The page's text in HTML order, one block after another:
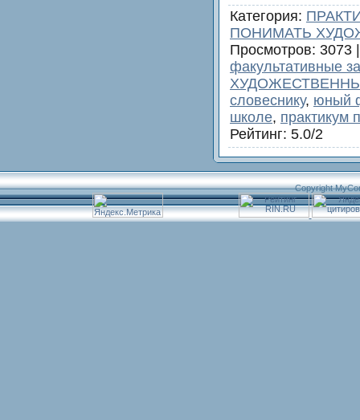
Категория:
ПОНИМАТЬ
Просмотров: 3073
факультативные
словеснику, юный
школе, практикум
Рейтинг: 5.0/2
Copyright